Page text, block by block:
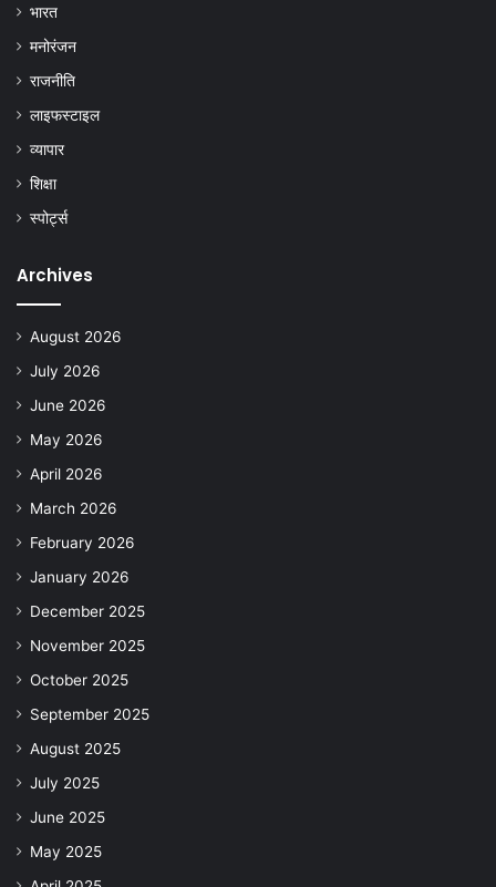
भारत
मनोरंजन
राजनीति
लाइफस्टाइल
व्यापार
शिक्षा
स्पोर्ट्स
Archives
August 2026
July 2026
June 2026
May 2026
April 2026
March 2026
February 2026
January 2026
December 2025
November 2025
October 2025
September 2025
August 2025
July 2025
June 2025
May 2025